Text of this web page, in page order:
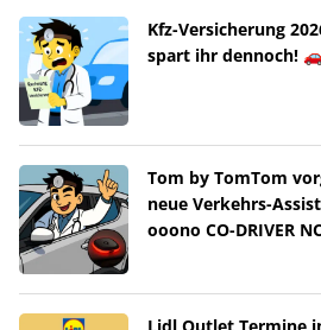
Kfz-Versicherung
spart ihr dennoch!
Tom by TomTom
neue Verkehrs-
ooono CO-DRIVER